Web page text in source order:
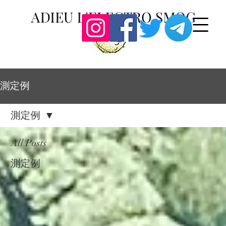
ADIEU L'ELECTRO SMOG
測定例
All Posts
測定例
測定例